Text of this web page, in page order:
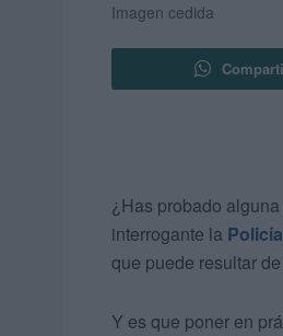
Imagen cedida
¿Has probado
interrogante la
que puede resultar
Y es que poner en